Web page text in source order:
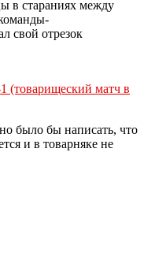
в стараниях между
свой отрезок
матч в
было бы написать, что
и в товарняке не